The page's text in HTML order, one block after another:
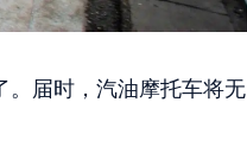
。届时，汽油摩托车将无